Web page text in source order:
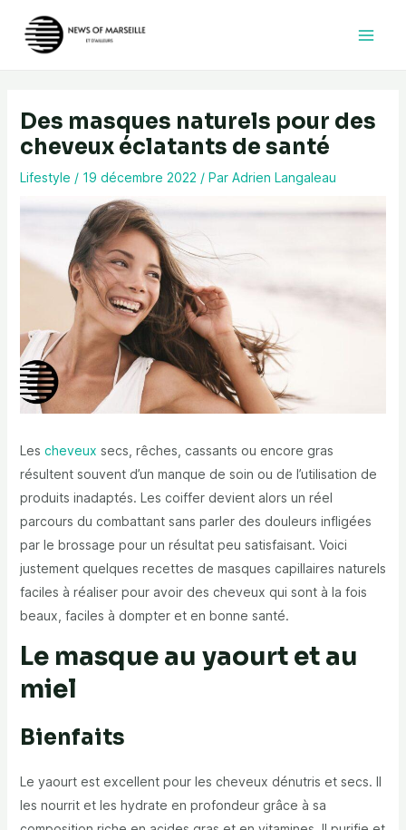
contenu
Des masques naturels pour des
cheveux éclatants de santé
Lifestyle / 19 décembre 2022 / Par Adrien Langaleau
Les cheveux secs, rêches, cassants ou encore gras
résultent souvent d’un manque de soin ou de l’utilisation de
produits inadaptés. Les coiffer devient alors un réel
parcours du combattant sans parler des douleurs infligées
par le brossage pour un résultat peu satisfaisant. Voici
justement quelques recettes de masques capillaires naturels
faciles à réaliser pour avoir des cheveux qui sont à la fois
beaux, faciles à dompter et en bonne santé.
Le masque au yaourt et au
miel
Bienfaits
Le yaourt est excellent pour les cheveux dénutris et secs. Il
les nourrit et les hydrate en profondeur grâce à sa